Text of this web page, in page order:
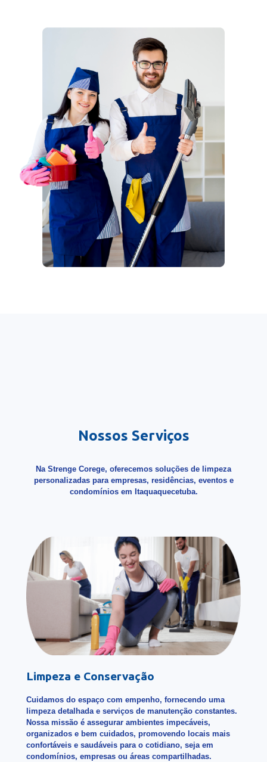
Nossos Serviços
Na Strenge Corege, oferecemos soluções de limpeza
personalizadas para empresas, residências, eventos e
condomínios em Itaquaquecetuba.
Limpeza e Conservação
Cuidamos do espaço com empenho, fornecendo uma
limpeza detalhada e serviços de manutenção constantes.
Nossa missão é assegurar ambientes impecáveis,
organizados e bem cuidados, promovendo locais mais
confortáveis e saudáveis para o cotidiano, seja em
condomínios, empresas ou áreas compartilhadas.